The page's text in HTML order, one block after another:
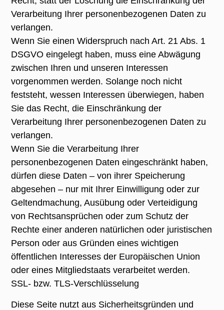
Verarbeitung Ihrer personenbezogenen Daten zu
verlangen.
Wenn Sie einen Widerspruch nach Art. 21 Abs. 1
DSGVO eingelegt haben, muss eine Abwägung
zwischen Ihren und unseren Interessen
vorgenommen werden. Solange noch nicht
feststeht, wessen Interessen überwiegen, haben
Sie das Recht, die Einschränkung der
Verarbeitung Ihrer personenbezogenen Daten zu
verlangen.
Wenn Sie die Verarbeitung Ihrer
personenbezogenen Daten eingeschränkt haben,
dürfen diese Daten – von ihrer Speicherung
abgesehen – nur mit Ihrer Einwilligung oder zur
Geltendmachung, Ausübung oder Verteidigung
von Rechtsansprüchen oder zum Schutz der
Rechte einer anderen natürlichen oder juristischen
Person oder aus Gründen eines wichtigen
öffentlichen Interesses der Europäischen Union
oder eines Mitgliedstaats verarbeitet werden.
SSL- bzw. TLS-Verschlüsselung
Diese Seite nutzt aus Sicherheitsgründen und